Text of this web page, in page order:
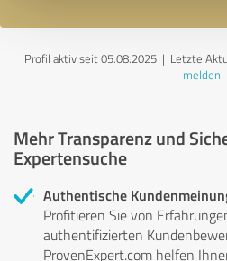
Profil aktiv seit 05.08.2025 | Letzte
melden
Mehr Transparenz und
Expertensuche
Authentische
Profitieren Sie von
authentifizierten
ProvenExpert.com helfen